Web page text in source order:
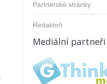
Partnerské stránky
Redaktoři
Mediální partneři